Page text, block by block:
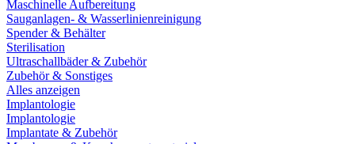
Maschinelle Aufbereitung
Sauganlagen- & Wasserlinienreinigung
Spender & Behälter
Sterilisation
Ultraschallbäder & Zubehör
Zubehör & Sonstiges
Alles anzeigen
Implantologie
Implantologie
Implantate & Zubehör